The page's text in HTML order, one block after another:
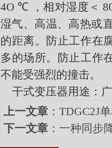
4O ℃
，相对湿度＜
湿气、高温、高热或
的距离。防止工作在
多的场所。防止工作
不能受强烈的撞击。
干式变压器用途：
上一文章 ： TDGC2J
下一文章 ： 一种同步